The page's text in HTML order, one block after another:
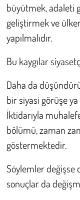
büyütmek, adaleti
geliştirmek ve
yapılmalıdır.
Bu kaygılar
Daha da
bir siyasi görüşe
İktidarıyla
bölümü, zaman
göstermektedir.
Söylemler değişse
sonuçlar da